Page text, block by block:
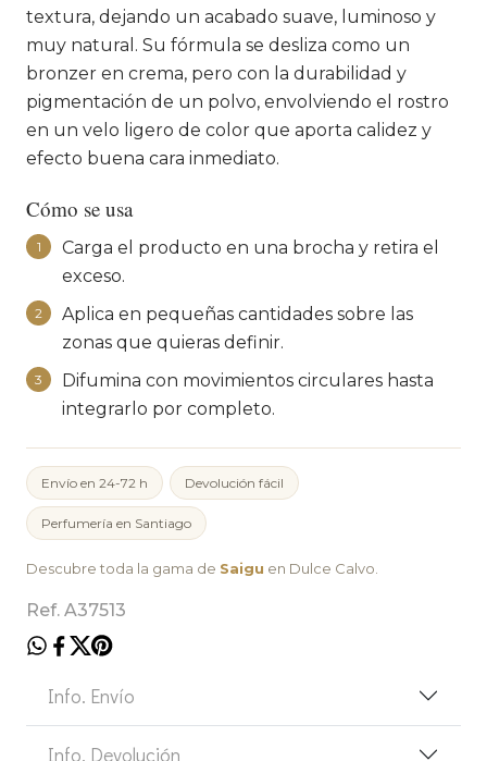
textura, dejando un acabado suave, luminoso y
muy natural. Su fórmula se desliza como un
bronzer en crema, pero con la durabilidad y
pigmentación de un polvo, envolviendo el rostro
en un velo ligero de color que aporta calidez y
efecto buena cara inmediato.
Cómo se usa
1
Carga el producto en una brocha y retira el
exceso.
2
Aplica en pequeñas cantidades sobre las
zonas que quieras definir.
3
Difumina con movimientos circulares hasta
integrarlo por completo.
Envío en 24-72 h Devolución fácil
Perfumería en Santiago
Descubre toda la gama de Saigu en Dulce Calvo.
Ref. A37513
Info. Envío
Info. Devolución